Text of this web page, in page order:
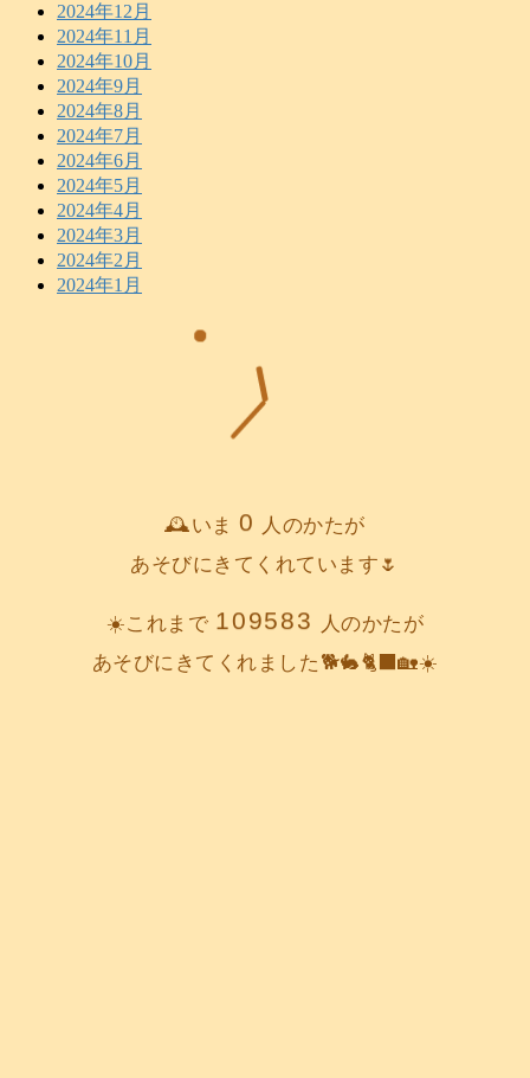
2024年12月
2024年11月
2024年10月
2024年9月
2024年8月
2024年7月
2024年6月
2024年5月
2024年4月
2024年3月
2024年2月
2024年1月
🕰️いま0 人のかたが
あそびにきてくれています🌷
☀️これまで 109583
人のかたが
あそびにきてくれました🐕️🐇🐈‍⬛🏡☀️